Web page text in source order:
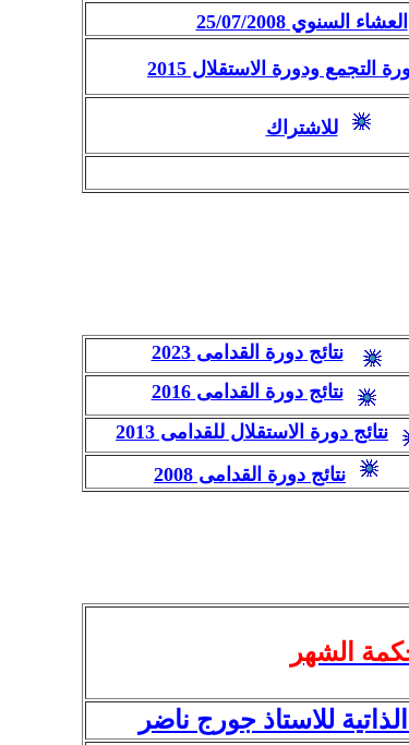
العشاء السنوي 25/07/2008
التجمع ودورة الاستقلال 2015
للاشتراك
نتائجدورة القدامى 2023
نتائج دورة القدامى 2016
نتائج دورة الاستقلال للقدامى 2013
نتائج دورة القدامى 2008
الشهر
للاستاذ جورج ناضر